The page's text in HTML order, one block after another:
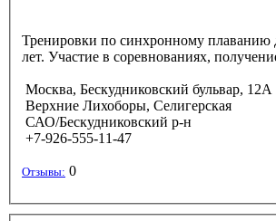
Тренировки по синхронному плаванию
лет. Участие в соревнованиях,
Москва, Бескудниковский бульвар, 12А
Верхние Лихоборы, Селигерская
САО/Бескудниковский р-н
+7-926-555-11-47
Отзывы: 0